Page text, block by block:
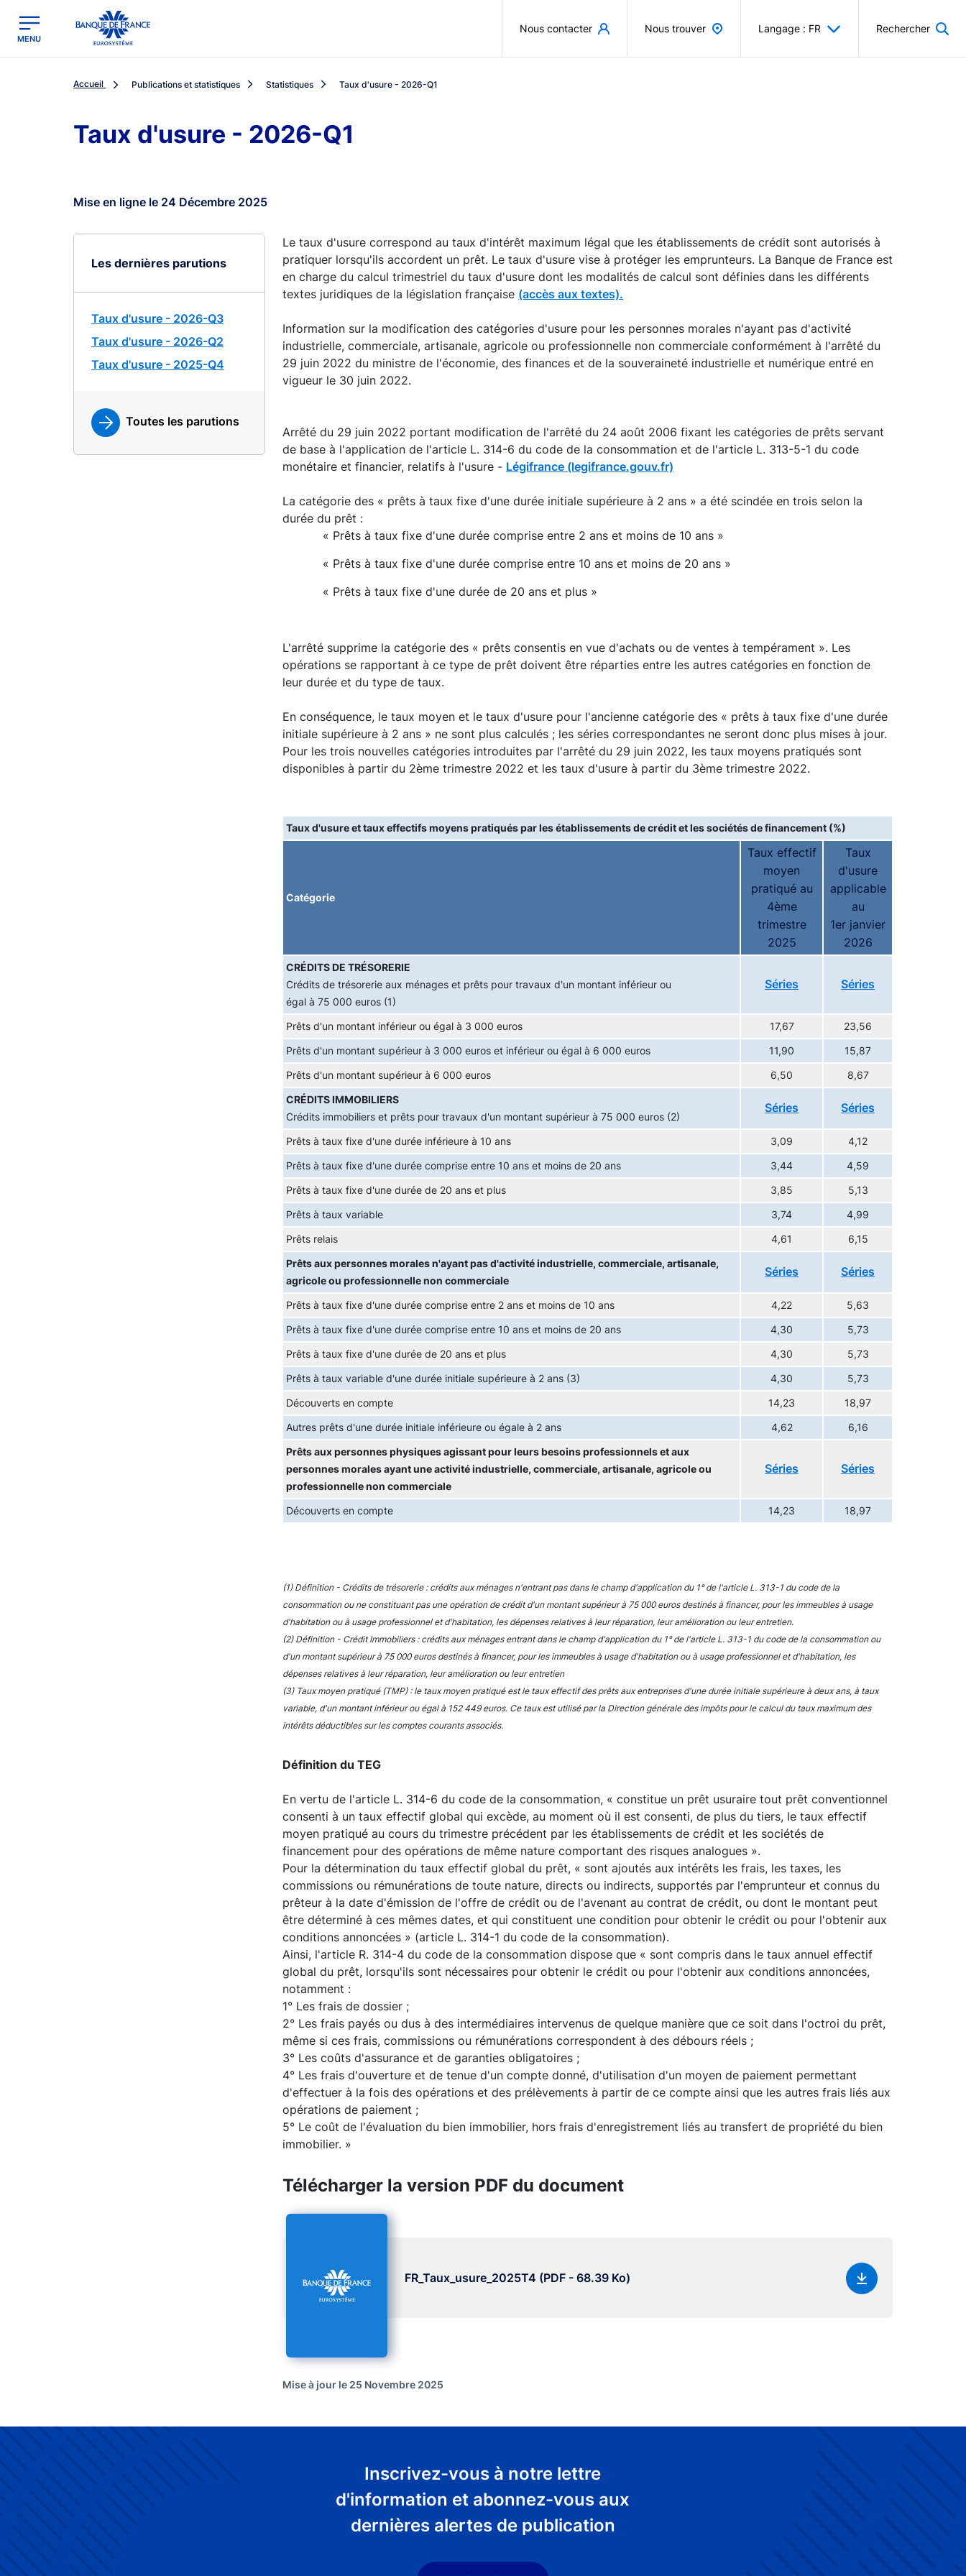
Banque de France - Menu Principal
MENU
Nous contacter Nous trouver Langage : FR Rechercher
Accueil Publications et statistiques Statistiques Taux d'usure - 2026-Q1
Taux d'usure - 2026-Q1
Mise en ligne le 24 Décembre 2025
Les dernières parutions
Taux d'usure - 2026-Q3
Taux d'usure - 2026-Q2
Taux d'usure - 2025-Q4
Toutes les parutions
Le taux d'usure correspond au taux d'intérêt maximum légal que les établissements de crédit sont autorisés à
pratiquer lorsqu'ils accordent un prêt. Le taux d'usure vise à protéger les emprunteurs. La Banque de France est
en charge du calcul trimestriel du taux d'usure dont les modalités de calcul sont définies dans les différents
textes juridiques de la législation française (accès aux textes).
Information sur la modification des catégories d'usure pour les personnes morales n'ayant pas d'activité
industrielle, commerciale, artisanale, agricole ou professionnelle non commerciale conformément à l'arrêté du
29 juin 2022 du ministre de l'économie, des finances et de la souveraineté industrielle et numérique entré en
vigueur le 30 juin 2022.
Arrêté du 29 juin 2022 portant modification de l'arrêté du 24 août 2006 fixant les catégories de prêts servant
de base à l'application de l'article L. 314-6 du code de la consommation et de l'article L. 313-5-1 du code
monétaire et financier, relatifs à l'usure - Légifrance (legifrance.gouv.fr)
La catégorie des « prêts à taux fixe d'une durée initiale supérieure à 2 ans » a été scindée en trois selon la
durée du prêt :
« Prêts à taux fixe d'une durée comprise entre 2 ans et moins de 10 ans »
« Prêts à taux fixe d'une durée comprise entre 10 ans et moins de 20 ans »
« Prêts à taux fixe d'une durée de 20 ans et plus »
L'arrêté supprime la catégorie des « prêts consentis en vue d'achats ou de ventes à tempérament ». Les
opérations se rapportant à ce type de prêt doivent être réparties entre les autres catégories en fonction de
leur durée et du type de taux.
En conséquence, le taux moyen et le taux d'usure pour l'ancienne catégorie des « prêts à taux fixe d'une durée
initiale supérieure à 2 ans » ne sont plus calculés ; les séries correspondantes ne seront donc plus mises à jour.
Pour les trois nouvelles catégories introduites par l'arrêté du 29 juin 2022, les taux moyens pratiqués sont
disponibles à partir du 2ème trimestre 2022 et les taux d'usure à partir du 3ème trimestre 2022.
Taux d'usure et taux effectifs moyens pratiqués par les établissements de crédit et les sociétés de financement (%)
Catégorie
Taux effectif
moyen
pratiqué au
4ème
trimestre
2025
Taux
d'usure
applicable
au
1er janvier
2026
CRÉDITS DE TRÉSORERIE
Crédits de trésorerie aux ménages et prêts pour travaux d'un montant inférieur ou
égal à 75 000 euros (1)
Séries Séries
Prêts d'un montant inférieur ou égal à 3 000 euros 17,67 23,56
Prêts d'un montant supérieur à 3 000 euros et inférieur ou égal à 6 000 euros 11,90 15,87
Prêts d'un montant supérieur à 6 000 euros 6,50 8,67
CRÉDITS IMMOBILIERS
Crédits immobiliers et prêts pour travaux d'un montant supérieur à 75 000 euros (2)
Séries Séries
Prêts à taux fixe d'une durée inférieure à 10 ans 3,09 4,12
Prêts à taux fixe d'une durée comprise entre 10 ans et moins de 20 ans 3,44 4,59
Prêts à taux fixe d'une durée de 20 ans et plus 3,85 5,13
Prêts à taux variable 3,74 4,99
Prêts relais 4,61 6,15
Prêts aux personnes morales n'ayant pas d'activité industrielle, commerciale, artisanale,
agricole ou professionnelle non commerciale
Séries Séries
Prêts à taux fixe d'une durée comprise entre 2 ans et moins de 10 ans 4,22 5,63
Prêts à taux fixe d'une durée comprise entre 10 ans et moins de 20 ans 4,30 5,73
Prêts à taux fixe d'une durée de 20 ans et plus 4,30 5,73
Prêts à taux variable d'une durée initiale supérieure à 2 ans (3) 4,30 5,73
Découverts en compte 14,23 18,97
Autres prêts d'une durée initiale inférieure ou égale à 2 ans 4,62 6,16
Prêts aux personnes physiques agissant pour leurs besoins professionnels et aux
personnes morales ayant une activité industrielle, commerciale, artisanale, agricole ou
professionnelle non commerciale
Séries Séries
Découverts en compte 14,23 18,97
(1) Définition - Crédits de trésorerie : crédits aux ménages n'entrant pas dans le champ d'application du 1° de l'article L. 313-1 du code de la
consommation ou ne constituant pas une opération de crédit d'un montant supérieur à 75 000 euros destinés à financer, pour les immeubles à usage
d'habitation ou à usage professionnel et d'habitation, les dépenses relatives à leur réparation, leur amélioration ou leur entretien.
(2) Définition - Crédit Immobiliers : crédits aux ménages entrant dans le champ d'application du 1° de l'article L. 313-1 du code de la consommation ou
d'un montant supérieur à 75 000 euros destinés à financer, pour les immeubles à usage d'habitation ou à usage professionnel et d'habitation, les
dépenses relatives à leur réparation, leur amélioration ou leur entretien
(3) Taux moyen pratiqué (TMP) : le taux moyen pratiqué est le taux effectif des prêts aux entreprises d'une durée initiale supérieure à deux ans, à taux
variable, d'un montant inférieur ou égal à 152 449 euros. Ce taux est utilisé par la Direction générale des impôts pour le calcul du taux maximum des
intérêts déductibles sur les comptes courants associés.
Définition du TEG
En vertu de l'article L. 314-6 du code de la consommation, « constitue un prêt usuraire tout prêt conventionnel
consenti à un taux effectif global qui excède, au moment où il est consenti, de plus du tiers, le taux effectif
moyen pratiqué au cours du trimestre précédent par les établissements de crédit et les sociétés de
financement pour des opérations de même nature comportant des risques analogues ».
Pour la détermination du taux effectif global du prêt, « sont ajoutés aux intérêts les frais, les taxes, les
commissions ou rémunérations de toute nature, directs ou indirects, supportés par l'emprunteur et connus du
prêteur à la date d'émission de l'offre de crédit ou de l'avenant au contrat de crédit, ou dont le montant peut
être déterminé à ces mêmes dates, et qui constituent une condition pour obtenir le crédit ou pour l'obtenir aux
conditions annoncées » (article L. 314-1 du code de la consommation).
Ainsi, l'article R. 314-4 du code de la consommation dispose que « sont compris dans le taux annuel effectif
global du prêt, lorsqu'ils sont nécessaires pour obtenir le crédit ou pour l'obtenir aux conditions annoncées,
notamment :
1° Les frais de dossier ;
2° Les frais payés ou dus à des intermédiaires intervenus de quelque manière que ce soit dans l'octroi du prêt,
même si ces frais, commissions ou rémunérations correspondent à des débours réels ;
3° Les coûts d'assurance et de garanties obligatoires ;
4° Les frais d'ouverture et de tenue d'un compte donné, d'utilisation d'un moyen de paiement permettant
d'effectuer à la fois des opérations et des prélèvements à partir de ce compte ainsi que les autres frais liés aux
opérations de paiement ;
5° Le coût de l'évaluation du bien immobilier, hors frais d'enregistrement liés au transfert de propriété du bien
immobilier. »
Télécharger la version PDF du document
FR_Taux_usure_2025T4 (PDF - 68.39 Ko)
Mise à jour le 25 Novembre 2025
Inscrivez-vous à notre lettre
d'information et abonnez-vous aux
dernières alertes de publication